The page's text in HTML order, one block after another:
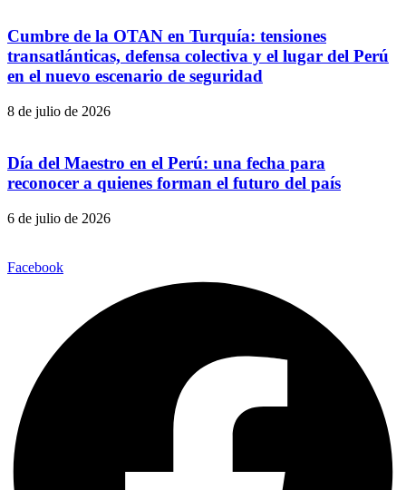
Cumbre de la OTAN en Turquía: tensiones
transatlánticas, defensa colectiva y el lugar del Perú
en el nuevo escenario de seguridad
8 de julio de 2026
Día del Maestro en el Perú: una fecha para
reconocer a quienes forman el futuro del país
6 de julio de 2026
Facebook